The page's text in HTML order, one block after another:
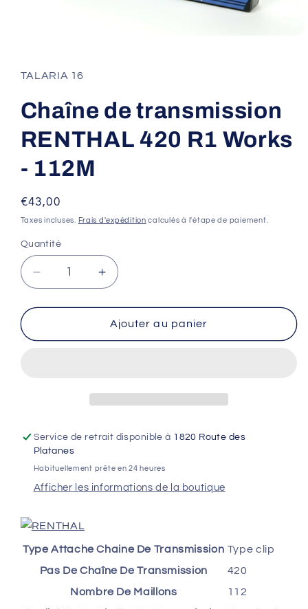
1
dans
fenêtre
modale
TALARIA 16
Chaîne de transmission
RENTHAL 420 R1 Works
- 112M
Prix
habituel
€43,00
Taxes incluses. Frais d'expédition calculés à l'étape de paiement.
Quantité
Réduire
la
quantité
Chaîne
Works
-
Augmenter
la
quantité
de
Chaîne
Works
-
Ajouter au panier
Service de retrait disponible à 1820 Route des
Platanes
Habituellement prête en 24 heures
Afficher les informations de la boutique
Type Attache Chaine De Transmission Type clip
Pas De Chaîne De Transmission
420
Nombre De Maillons
112